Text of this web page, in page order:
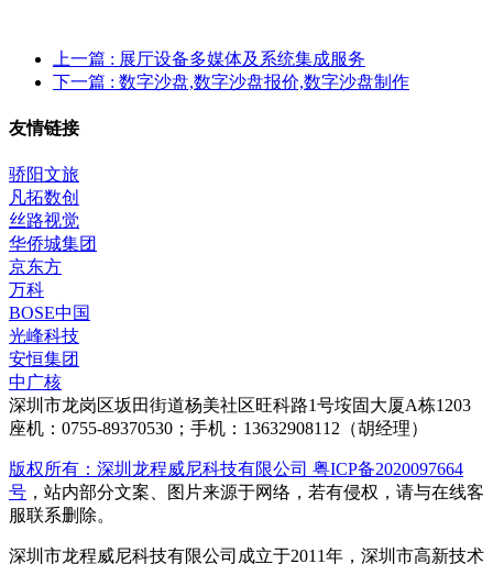
上一篇 : 展厅设备多媒体及系统集成服务
下一篇 : 数字沙盘,数字沙盘报价,数字沙盘制作
友情链接
骄阳文旅
凡拓数创
丝路视觉
华侨城集团
京东方
万科
BOSE中国
光峰科技
安恒集团
中广核
深圳市龙岗区坂田街道杨美社区旺科路1号垵固大厦A栋1203
座机：0755-89370530；手机：13632908112（胡经理）
版权所有：深圳龙程威尼科技有限公司 粤ICP备2020097664
号 ，站内部分文案、图片来源于网络，若有侵权，请与在线客
服联系删除。
深圳市龙程威尼科技有限公司成立于2011年，深圳市高新技术